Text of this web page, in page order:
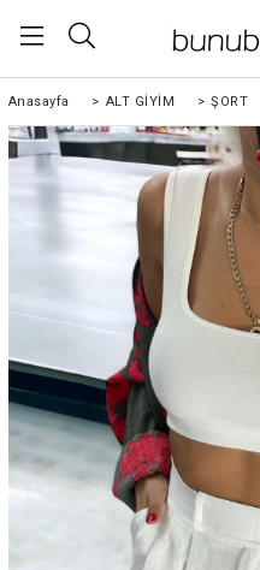
Anasayfa > ALT GİYİM > ŞORT